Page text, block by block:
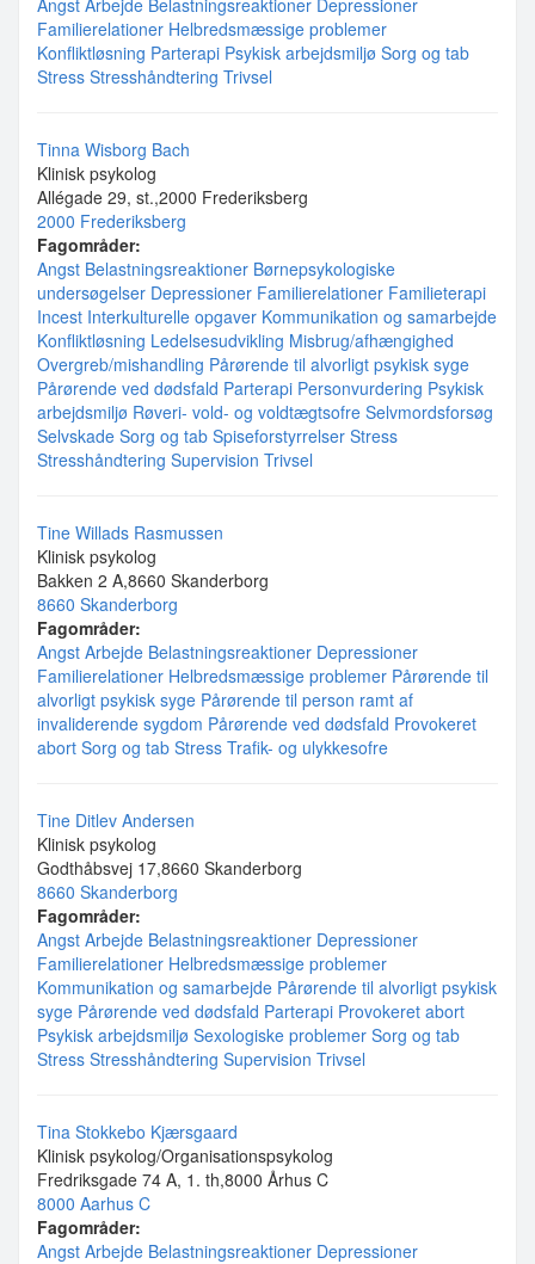
Angst Arbejde Belastningsreaktioner Depressioner
Familierelationer Helbredsmæssige problemer
Konfliktløsning Parterapi Psykisk arbejdsmiljø Sorg og tab
Stress Stresshåndtering Trivsel
Tinna Wisborg Bach
Klinisk psykolog
Allégade 29, st.,2000 Frederiksberg
2000 Frederiksberg
Fagområder:
Angst Belastningsreaktioner Børnepsykologiske
undersøgelser Depressioner Familierelationer Familieterapi
Incest Interkulturelle opgaver Kommunikation og samarbejde
Konfliktløsning Ledelsesudvikling Misbrug/afhængighed
Overgreb/mishandling Pårørende til alvorligt psykisk syge
Pårørende ved dødsfald Parterapi Personvurdering Psykisk
arbejdsmiljø Røveri- vold- og voldtægtsofre Selvmordsforsøg
Selvskade Sorg og tab Spiseforstyrrelser Stress
Stresshåndtering Supervision Trivsel
Tine Willads Rasmussen
Klinisk psykolog
Bakken 2 A,8660 Skanderborg
8660 Skanderborg
Fagområder:
Angst Arbejde Belastningsreaktioner Depressioner
Familierelationer Helbredsmæssige problemer Pårørende til
alvorligt psykisk syge Pårørende til person ramt af
invaliderende sygdom Pårørende ved dødsfald Provokeret
abort Sorg og tab Stress Trafik- og ulykkesofre
Tine Ditlev Andersen
Klinisk psykolog
Godthåbsvej 17,8660 Skanderborg
8660 Skanderborg
Fagområder:
Angst Arbejde Belastningsreaktioner Depressioner
Familierelationer Helbredsmæssige problemer
Kommunikation og samarbejde Pårørende til alvorligt psykisk
syge Pårørende ved dødsfald Parterapi Provokeret abort
Psykisk arbejdsmiljø Sexologiske problemer Sorg og tab
Stress Stresshåndtering Supervision Trivsel
Tina Stokkebo Kjærsgaard
Klinisk psykolog/Organisationspsykolog
Fredriksgade 74 A, 1. th,8000 Århus C
8000 Aarhus C
Fagområder:
Angst Arbejde Belastningsreaktioner Depressioner